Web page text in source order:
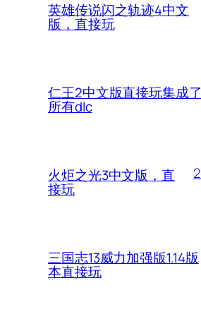
英雄传说闪之轨迹4中文
版，直接玩
仁王2中文版直接玩集成了
所有dlc
火炬之光3中文版，直
接玩
三国志13威力加强版1.14版
本直接玩